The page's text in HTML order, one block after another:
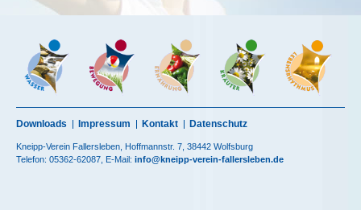
Downloads Impressum Kontakt Datenschutz
Kneipp-Verein Fallersleben, Hoffmannstr. 7, 38442 Wolfsburg
Telefon: 05362-62087, E-Mail: info@kneipp-verein-fallersleben.de